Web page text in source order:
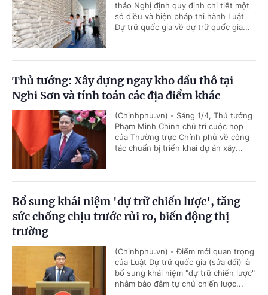
thảo Nghị định quy định chi tiết một
số điều và biện pháp thi hành Luật
Dự trữ quốc gia về dự trữ quốc gia...
Thủ tướng: Xây dựng ngay kho dầu thô tại
Nghi Sơn và tính toán các địa điểm khác
(Chinhphu.vn) - Sáng 1/4, Thủ tướng
Phạm Minh Chính chủ trì cuộc họp
của Thường trực Chính phủ về công
tác chuẩn bị triển khai dự án xây...
Bổ sung khái niệm 'dự trữ chiến lược', tăng
sức chống chịu trước rủi ro, biến động thị
trường
(Chinhphu.vn) - Điểm mới quan trọng
của Luật Dự trữ quốc gia (sửa đổi) là
bổ sung khái niệm "dự trữ chiến lược"
nhằm bảo đảm tự chủ chiến lược...